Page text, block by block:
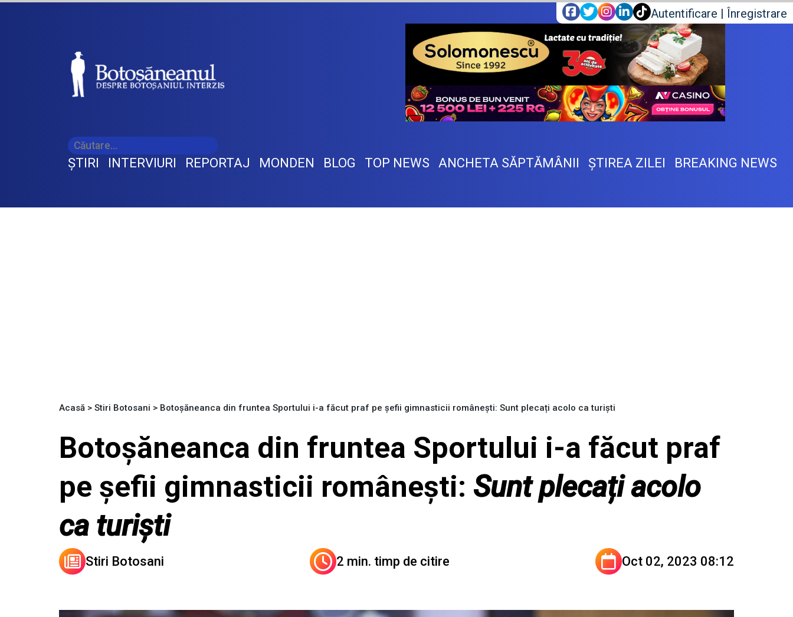
Autentificare | Înregistrare
ŞTIRI INTERVIURI REPORTAJ MONDEN BLOG TOP NEWS ANCHETA SĂPTĂMÂNII ŞTIREA ZILEI BREAKING NEWS
Acasă > Stiri Botosani > Botoșăneanca din fruntea Sportului i-a făcut praf pe șefii gimnasticii românești: Sunt plecați acolo ca turiști
Botoșăneanca din fruntea Sportului i-a făcut praf
pe șefii gimnasticii românești: Sunt plecați acolo
ca turiști
Stiri Botosani 2 min. timp de citire Oct 02, 2023 08:12